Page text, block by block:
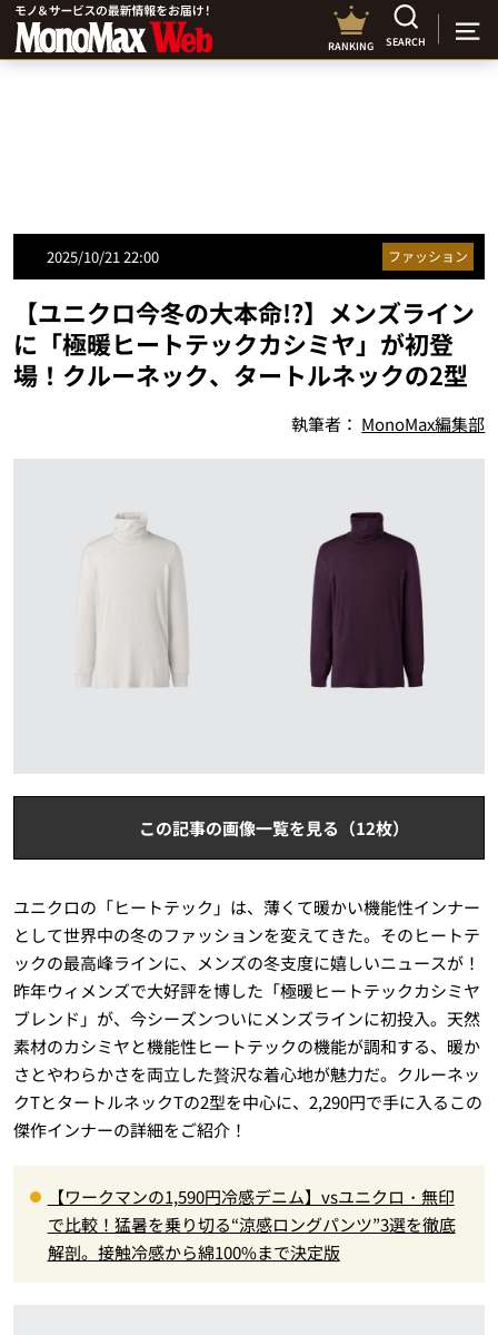
RANKING SEARCH
2025/10/21 22:00 ファッション
【ユニクロ今冬の大本命!?】メンズライン
に「極暖ヒートテックカシミヤ」が初登
場！クルーネック、タートルネックの2型
執筆者： MonoMax編集部
この記事の画像一覧を見る（12枚）
ユニクロの「ヒートテック」は、薄くて暖かい機能性インナー
として世界中の冬のファッションを変えてきた。そのヒートテ
ックの最高峰ラインに、メンズの冬支度に嬉しいニュースが！
昨年ウィメンズで大好評を博した「極暖ヒートテックカシミヤ
ブレンド」が、今シーズンついにメンズラインに初投入。天然
素材のカシミヤと機能性ヒートテックの機能が調和する、暖か
さとやわらかさを両立した贅沢な着心地が魅力だ。クルーネッ
クTとタートルネックTの2型を中心に、2,290円で手に入るこの
傑作インナーの詳細をご紹介！
【ワークマンの1,590円冷感デニム】vsユニクロ・無印
で比較！猛暑を乗り切る“涼感ロングパンツ”3選を徹底
解剖。接触冷感から綿100%まで決定版